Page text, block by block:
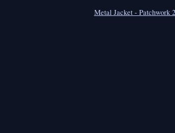
Metal Jacket - Patchwork